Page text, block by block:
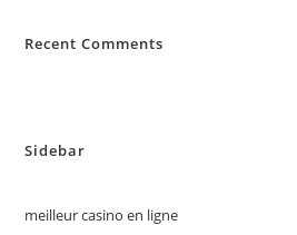
Recent Comments
Sidebar
meilleur casino en ligne